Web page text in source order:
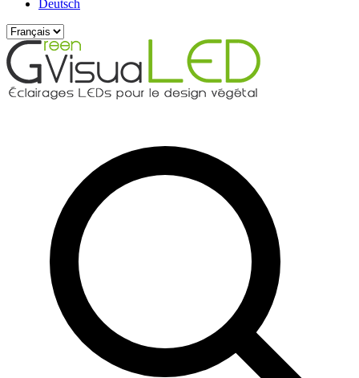
Deutsch